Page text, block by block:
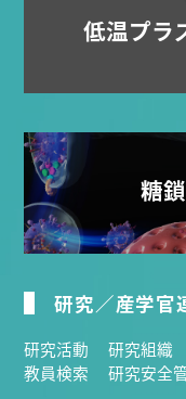
低温プラ
糖
研究／産学官
研究活動 研究組織
教員検索
研究安全